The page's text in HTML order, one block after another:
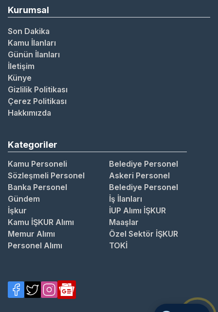
Kurumsal
Son Dakika
Kamu İlanları
Günün İlanları
İletişim
Künye
Gizlilik Politikası
Çerez Politikası
Hakkımızda
Kategoriler
Kamu Personeli
Belediye Personel
Sözleşmeli Personel
Askeri Personel
Banka Personel
Belediye Personel
Gündem
İş İlanları
İşkur
İUP Alımı İŞKUR
Kamu İŞKUR Alımı
Maaşlar
Memur Alımı
Özel Sektör İŞKUR
Personel Alımı
TOKİ